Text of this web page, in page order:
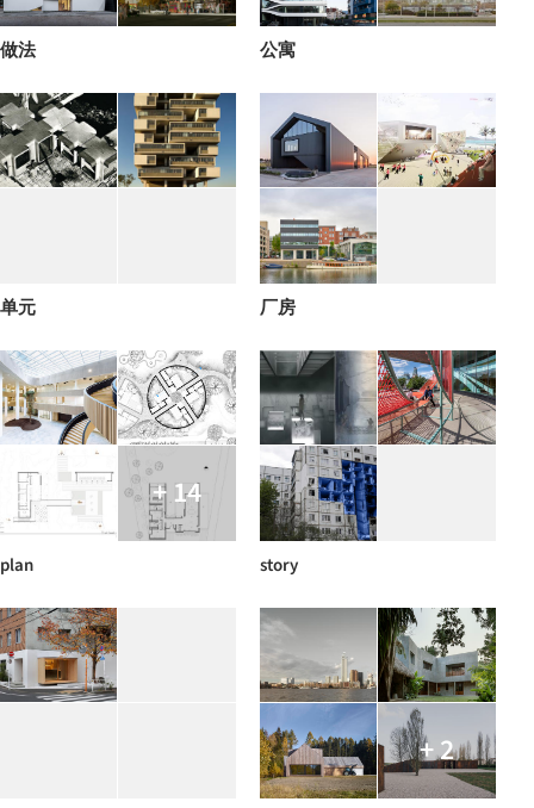
做法 公寓
单元 厂房
+ 14
plan story
+ 2